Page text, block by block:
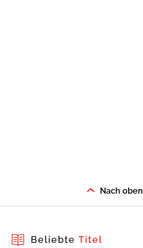
Nach oben
Beliebte Titel